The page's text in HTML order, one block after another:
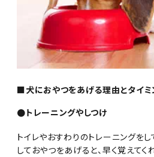
■犬におやつをあげる理由とタイミ
●トレーニングやしつけ
トイレやおすわりのトレーニングを
しておやつをあげると、早く覚えてく